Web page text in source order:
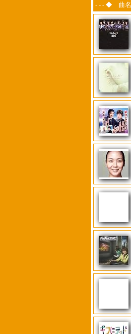
- - - ◆ 曲名